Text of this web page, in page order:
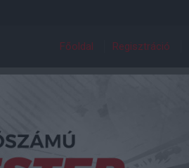
Főoldal Regisztráció